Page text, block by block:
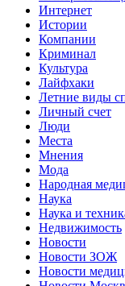
Интернет
Истории
Компании
Криминал
Культура
Лайфхаки
Летние виды
Личный счет
Люди
Места
Мнения
Мода
Народная
Наука
Наука и
Недвижимость
Новости
Новости ЗОЖ
Новости